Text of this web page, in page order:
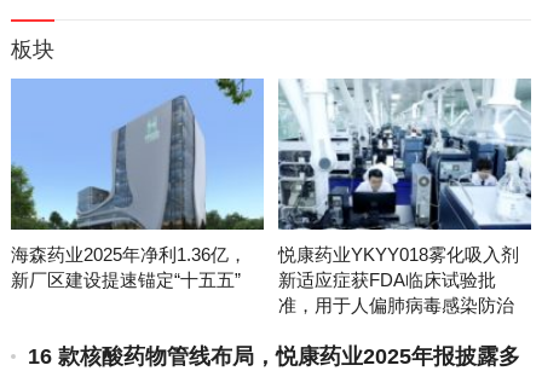
板块
海森药业2025年净利1.36亿，
新厂区建设提速锚定“十五五”
悦康药业YKYY018雾化吸入剂
新适应症获FDA临床试验批
准，用于人偏肺病毒感染防治
16 款核酸药物管线布局，悦康药业2025年报披露多